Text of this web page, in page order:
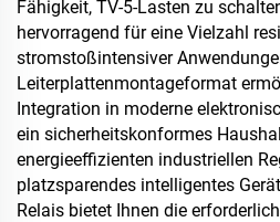
Fähigkeit, TV-5-Lasten zu
hervorragend für eine Vielzahl
stromstoßintensiver
Leiterplattenmontageformat
Integration in moderne
ein sicherheitskonformes
energieeffizienten industriellen
platzsparendes intelligentes
Relais bietet Ihnen die